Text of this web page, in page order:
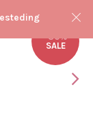
-30%
SALE